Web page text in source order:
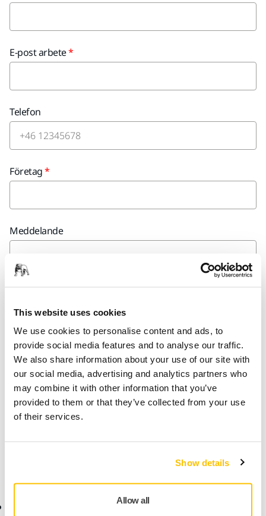
This website uses cookies
We use cookies to personalise content and ads, to
provide social media features and to analyse our traffic.
We also share information about your use of our site with
our social media, advertising and analytics partners who
may combine it with other information that you’ve
provided to them or that they’ve collected from your use
of their services.
Show details
Allow all
E-post arbete
Telefon
Företag
Meddelande
Ja, jag har läst och godkänner Mirkas
sekretesspolicy.
Ja, jag vill ha nyhetsbrev och exklusiva erbjudanden
från Mirka. Jag kan avregistrera mig när som helst.
Kunskap